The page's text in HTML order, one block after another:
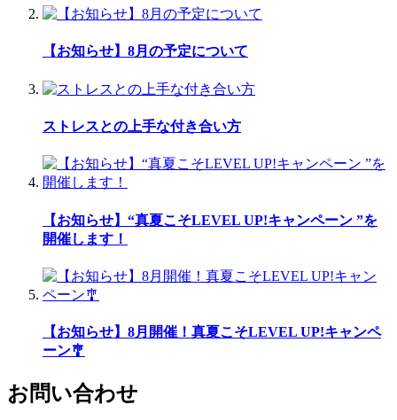
【お知らせ】8月の予定について
ストレスとの上手な付き合い方
【お知らせ】“真夏こそLEVEL UP!キャンペーン ”を
開催します！
【お知らせ】8月開催！真夏こそLEVEL UP!キャンペ
ーン🎐
お問い合わせ